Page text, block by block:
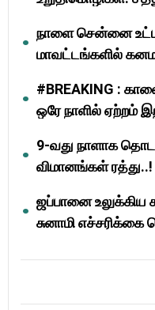
நாளை சென்னை
மாவட்டங்களில்
#BREAKING :
ஒரே நாளில் ஏற்றம்
9-வது நாளாக
விமானங்கள் ரத்து..!
ஜப்பானை உலுக்கிய
சுனாமி எச்சரிக்கை